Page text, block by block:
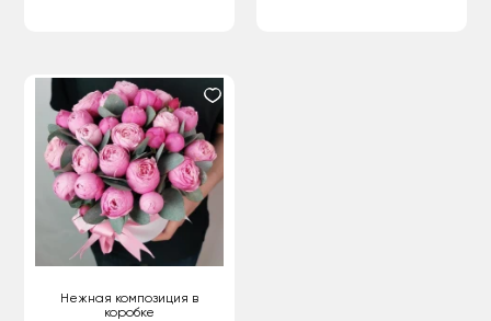
Нежная композиция в
коробке